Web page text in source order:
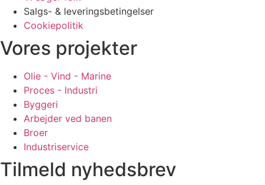
Bygningsspær Østre Gasværk
Helikopterplatform Skejby
Kalø Slotsruin, Djursland
Storstrøms Fængsel
M/S Museet for Søfart, Helsingør
Kulturværftet Helsingør
Ny Ellebjerg Station
Københavns Hovedbanegård
Cykelparkering
Cykeloverdækning
Frederikshavn Trafikterminal
Salgs- & leveringsbetingelser
Cookiepolitik
Vores projekter
Olie - Vind - Marine
Proces - Industri
Byggeri
Arbejder ved banen
Broer
Industriservice
Tilmeld nyhedsbrev